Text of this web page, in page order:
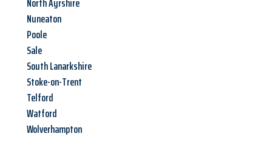
Nuneaton
Poole
Sale
South Lanarkshire
Stoke-on-Trent
Telford
Watford
Wolverhampton